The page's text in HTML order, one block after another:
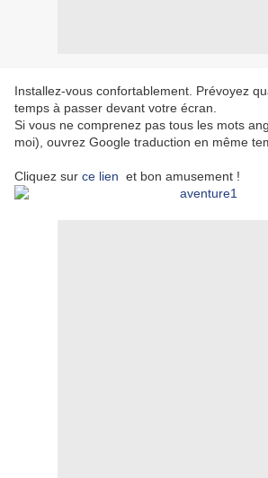
Installez-vous confortablement. Prévoyez
temps à passer devant votre écran.
Si vous ne comprenez pas tous les mots
moi), ouvrez Google traduction en même
Cliquez sur ce lien et bon amusement !